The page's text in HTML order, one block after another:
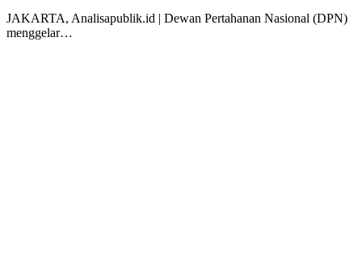
JAKARTA, Analisapublik.id | Dewan Pertahanan Nasional (DPN)
menggelar…